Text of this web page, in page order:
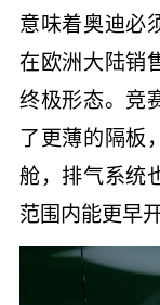
意味着奥迪必
在欧洲大陆销
终极形态。竞
了更薄的隔板
舱，排气系统
范围内能更早开